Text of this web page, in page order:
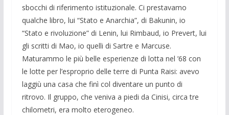
sbocchi di riferimento istituzionale. Ci pre­stavamo
qualche libro, lui “Stato e Anarchia”, di Bakunin, io
“Stato e ri­voluzione” di Lenin, lui Rimbaud, io Prevert, lui
gli scritti di Mao, io quel­li di Sartre e Marcuse.
Maturammo le più belle esperienze di lotta nel ’68 con
le lotte per l’esproprio delle terre di Punta Raisi: avevo
laggiù una casa che finì col diventare un punto di
ritrovo. Il gruppo, che veniva a piedi da Cinisi, circa tre
chilometri, era molto eterogeneo.